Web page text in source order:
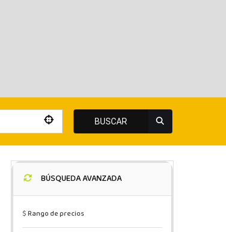
BUSCAR
BÚSQUEDA AVANZADA
$Rango de precios